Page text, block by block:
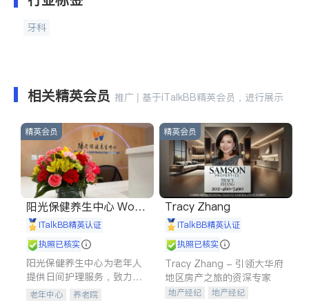
牙科
相关精英会员 推广 | 基于iTalkBB精英会员，进行展示
精英会员
阳光保健养生中心 World
shine
iTalkBB精英认证
执照已核实
阳光保健养生中心为老年人
提供日间护理服务，致力于
通过持续的护理创新来有效
老年中心 养老院
精英会员
Tracy Zhang
iTalkBB精英认证
执照已核实
Tracy Zhang - 引领大华府
地区房产之旅的资深专家
地产经纪
地产经纪